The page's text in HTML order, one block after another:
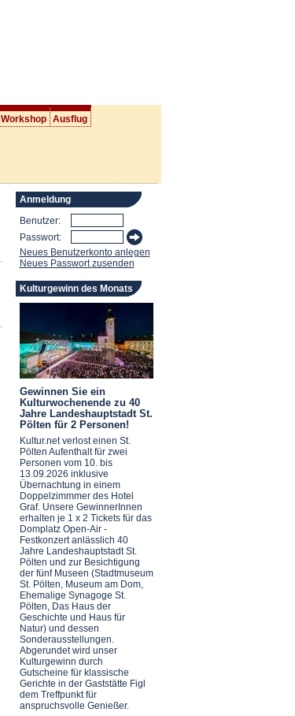
Workshop Ausflug
Anmeldung
Benutzer:
Passwort:
Neues Benutzerkonto anlegen
Neues Passwort zusenden
Kulturgewinn des Monats
Gewinnen Sie ein
Kulturwochenende zu 40
Jahre Landeshauptstadt St.
Pölten für 2 Personen!
Kultur.net verlost einen St.
Pölten Aufenthalt für zwei
Personen vom 10. bis
13.09.2026 inklusive
Übernachtung in einem
Doppelzimmmer des Hotel
Graf. Unsere GewinnerInnen
erhalten je 1 x 2 Tickets für das
Domplatz Open-Air -
Festkonzert anlässlich 40
Jahre Landeshauptstadt St.
Pölten und zur Besichtigung
der fünf Museen (Stadtmuseum
St. Pölten, Museum am Dom,
Ehemalige Synagoge St.
Pölten, Das Haus der
Geschichte und Haus für
Natur) und dessen
Sonderausstellungen.
Abgerundet wird unser
Kulturgewinn durch
Gutscheine für klassische
Gerichte in der Gaststätte Figl
dem Treffpunkt für
anspruchsvolle Genießer.